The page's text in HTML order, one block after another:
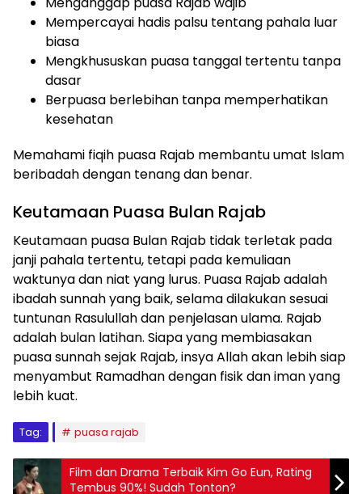
Mempercayai hadis palsu tentang pahala luar
biasa
Mengkhususkan puasa tanggal tertentu tanpa
dasar
Berpuasa berlebihan tanpa memperhatikan
kesehatan
Memahami fiqih puasa Rajab membantu umat Islam
beribadah dengan tenang dan benar.
Keutamaan Puasa Bulan Rajab
Keutamaan puasa Bulan Rajab tidak terletak pada
janji pahala tertentu, tetapi pada kemuliaan
waktunya dan niat yang lurus. Puasa Rajab adalah
ibadah sunnah yang baik, selama dilakukan sesuai
tuntunan Rasulullah dan penjelasan ulama. Rajab
adalah bulan latihan. Siapa yang membiasakan
puasa sunnah sejak Rajab, insya Allah akan lebih siap
menyambut Ramadhan dengan fisik dan iman yang
lebih kuat.
Tag: puasa rajab
Film dan Drama Terbaik Kim Go Eun, Rating
Tembus 90%! Sudah Tonton?